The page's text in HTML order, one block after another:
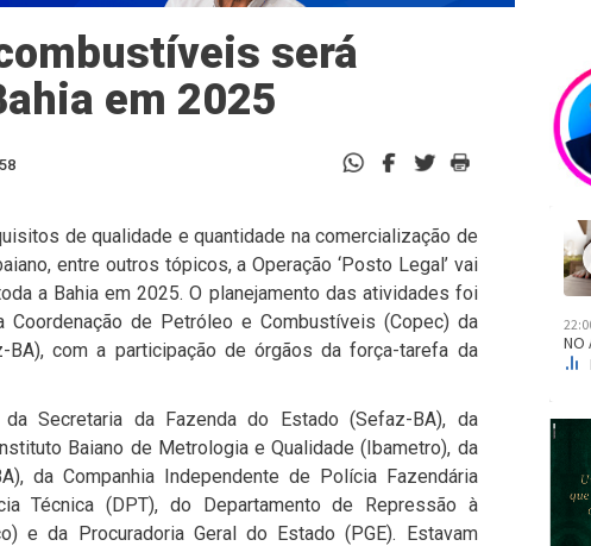
será
em 2025
de qualidade e quantidade na comercialização de
entre outros tópicos, a Operação ‘Posto Legal’ vai
a Bahia em 2025. O planejamento das atividades foi
de Petróleo e Combustíveis (Copec) da
BA), com a participação de órgãos da força-tarefa da
Secretaria da Fazenda do Estado (Sefaz-BA), da
Baiano de Metrologia e Qualidade (Ibametro), da
da Companhia Independente de Polícia Fazendária
Técnica (DPT), do Departamento de Repressão à
e da Procuradoria Geral do Estado (PGE). Estavam